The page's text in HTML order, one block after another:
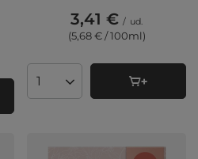
3,41 € / ud.
(5,68 € / 100ml)
Cantidad de productos